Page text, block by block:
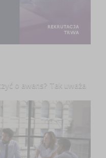
o awans? Tak uważa